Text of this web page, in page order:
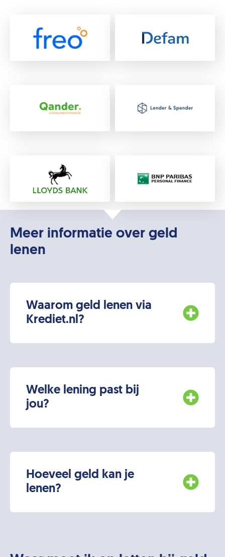
Meer informatie over geld
lenen
Waarom geld lenen via
Krediet.nl?
Welke lening past bij
jou?
Hoeveel geld kan je
lenen?